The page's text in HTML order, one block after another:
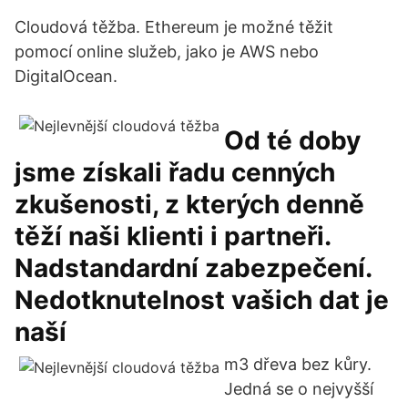
Cloudová těžba. Ethereum je možné těžit
pomocí online služeb, jako je AWS nebo
DigitalOcean.
Od té doby
jsme získali řadu cenných
zkušenosti, z kterých denně
těží naši klienti i partneři.
Nadstandardní zabezpečení.
Nedotknutelnost vašich dat je
naší
m3 dřeva bez kůry.
Jedná se o nejvyšší